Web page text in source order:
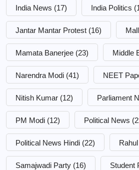
India News (17) India Politics
Jantar Mantar Protest (16)
Mamata Banerjee (23) Middle
Narendra Modi (41) NEET
Nitish Kumar (12) Parliament
PM Modi (12) Political News
Political News Hindi (22)
Samajwadi Party (16) Student